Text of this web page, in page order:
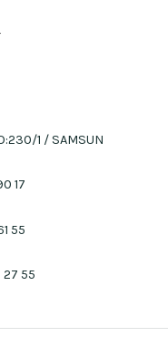
1 / SAMSUN
17
55
55